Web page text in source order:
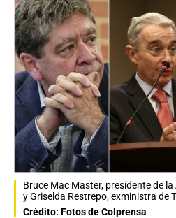
Bruce Mac Master, presidente de
y Griselda Restrepo, exministra de
Crédito: Fotos de Colprensa